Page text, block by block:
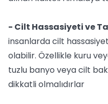
- Cilt Hassasiyeti ve
insanlarda cilt
olabilir. Özellikle kuru
tuzlu banyo veya cilt
dikkatli olmalıdırlar